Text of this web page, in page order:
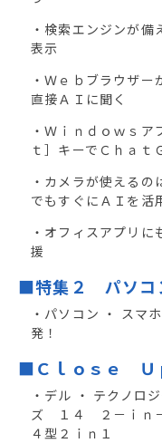
・検索エンジンが
表示
・Ｗｅｂブラウザ
直接ＡＩに聞く
・Ｗｉｎｄｏｗｓ
ｔ］キーでＣｈａｔ
・カメラが使える
でもすぐにＡＩを活
・オフィスアプリ
援
■特集２ パソコ
・パソコン ・ スマ
発！
■Ｃｌｏｓｅ Ｕ
・デル ・ テクノ
ズ １４ ２－ｉｎ－
４型２ｉｎ１